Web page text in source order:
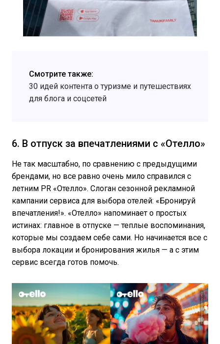
Смотрите также:
30 идей контента о туризме и путешествиях
для блога и соцсетей
6. В отпуск за впечатлениями с «Отелло»
Не так масштабно, по сравнению с предыдущими
брендами, но все равно очень мило справился с
летним PR «Отелло». Слоган сезонной рекламной
кампании сервиса для выбора отелей: «Бронируй
впечатления!». «Отелло» напоминает о простых
истинах: главное в отпуске — теплые воспоминания,
которые мы создаем себе сами. Но начинается все с
выбора локации и бронирования жилья — а с этим
сервис всегда готов помочь.